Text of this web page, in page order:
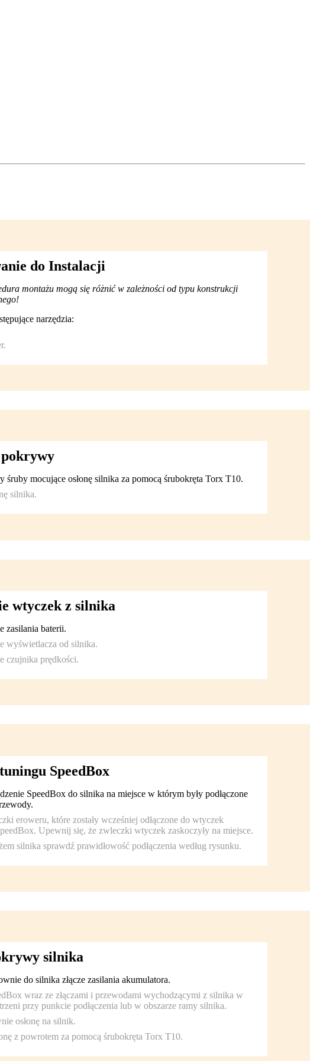
do Instalacji
montażu mogą się różnić w zależności od typu konstrukcji
narzędzia:
śruby mocujące osłonę silnika za pomocą śrubokręta Torx T10.
silnika.
wtyczek z silnika
zasilania baterii.
wyświetlacza od silnika.
czujnika prędkości.
SpeedBox
SpeedBox do silnika na miejsce w którym były podłączone
eroweru, które zostały wcześniej odłączone do wtyczek
Upewnij się, że zwleczki wtyczek zaskoczyły na miejsce.
silnika sprawdź prawidłowość podłączenia według rysunku.
silnika
do silnika złącze zasilania akumulatora.
wraz ze złączami i przewodami wychodzącymi z silnika w
przy punkcie podłączenia lub w obszarze ramy silnika.
osłonę na silnik.
z powrotem za pomocą śrubokręta Torx T10.